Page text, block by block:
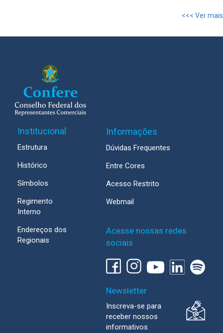
<<< Ver mais
Institucional
Estrutura
Histórico
Símbolos
Regimento
Interno
Endereços dos
Regionais
Informações
Dúvidas Frequentes
Entre Cores
Acesso Restrito
Webmail
Acesse nossas redes
sociais
Newsletter
Inscreva-se para
receber nossos
informativos